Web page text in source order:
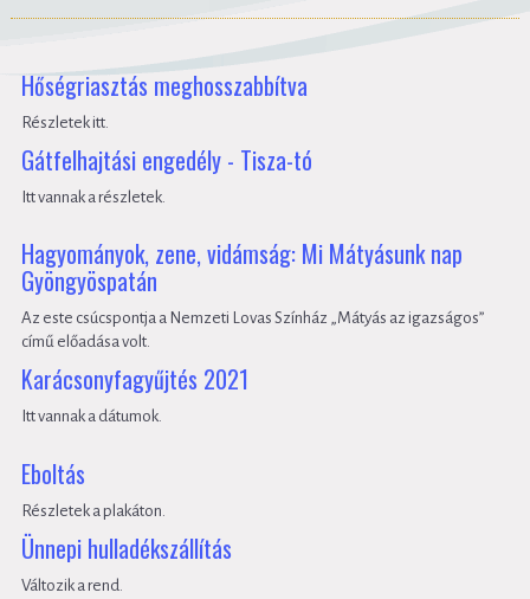
Hőségriasztás meghosszabbítva
Részletek itt.
Gátfelhajtási engedély - Tisza-tó
Itt vannak a részletek.
Hagyományok, zene, vidámság: Mi Mátyásunk nap
Gyöngyöspatán
Az este csúcspontja a Nemzeti Lovas Színház „Mátyás az igazságos”
című előadása volt.
Karácsonyfagyűjtés 2021
Itt vannak a dátumok.
Eboltás
Részletek a plakáton.
Ünnepi hulladékszállítás
Változik a rend.